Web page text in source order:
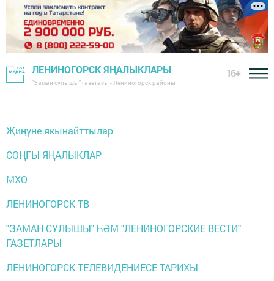
ЛЕНИНОГОРСК ЯҢАЛЫКЛАРЫ
"Заман сулышы" газетасы - Лениногорск районы
16+
Җиңүне якынайттылар
СОҢГЫ ЯҢАЛЫКЛАР
МХО
ЛЕНИНОГОРСК ТВ
"ЗАМАН СУЛЫШЫ" ҺӘМ "ЛЕНИНОГОРСКИЕ ВЕСТИ"
ГАЗЕТЛАРЫ
ЛЕНИНОГОРСК ТЕЛЕВИДЕНИЕСЕ ТАРИХЫ